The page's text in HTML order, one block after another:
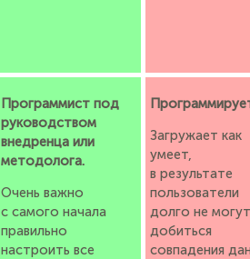
Программист под
руководством
внедренца или
методолога.
Очень важно
с самого начала
правильно
настроить все
Загружает как
умеет,
в результате
пользователи
долго не могут
добиться
совпадения